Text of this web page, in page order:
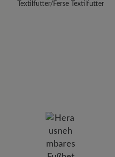
Textilfutter/Ferse Textilfutter